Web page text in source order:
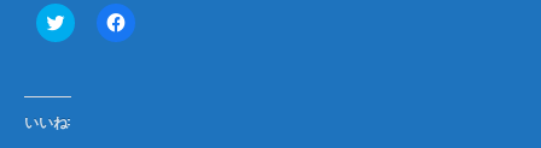
ク
リ
て
T
w
F
a
いいね: